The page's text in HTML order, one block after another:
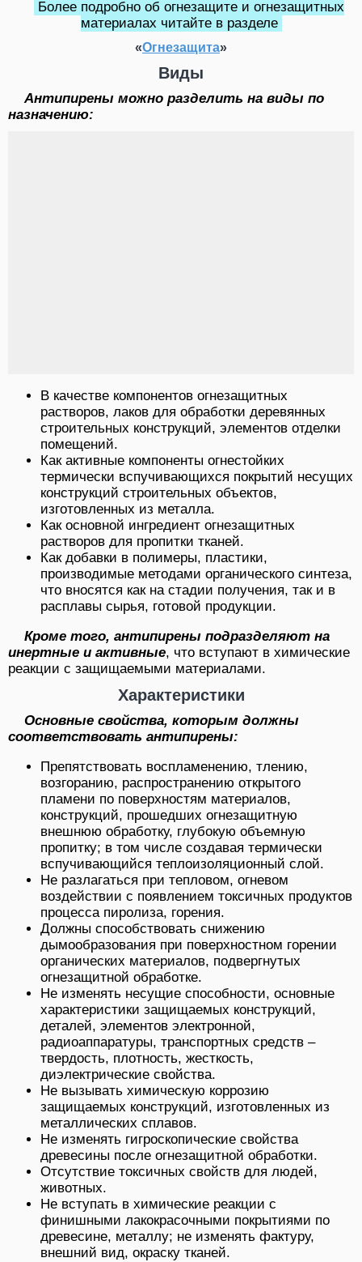
Более подробно об огнезащите и огнезащитных
материалах читайте в разделе
«Огнезащита»
Виды
Антипирены можно разделить на виды по
назначению:
В качестве компонентов огнезащитных
растворов, лаков для обработки деревянных
строительных конструкций, элементов отделки
помещений.
Как активные компоненты огнестойких
термически вспучивающихся покрытий несущих
конструкций строительных объектов,
изготовленных из металла.
Как основной ингредиент огнезащитных
растворов для пропитки тканей.
Как добавки в полимеры, пластики,
производимые методами органического синтеза,
что вносятся как на стадии получения, так и в
расплавы сырья, готовой продукции.
Кроме того, антипирены подразделяют на
инертные и активные, что вступают в химические
реакции с защищаемыми материалами.
Характеристики
Основные свойства, которым должны
соответствовать антипирены:
Препятствовать воспламенению, тлению,
возгоранию, распространению открытого
пламени по поверхностям материалов,
конструкций, прошедших огнезащитную
внешнюю обработку, глубокую объемную
пропитку; в том числе создавая термически
вспучивающийся теплоизоляционный слой.
Не разлагаться при тепловом, огневом
воздействии с появлением токсичных продуктов
процесса пиролиза, горения.
Должны способствовать снижению
дымообразования при поверхностном горении
органических материалов, подвергнутых
огнезащитной обработке.
Не изменять несущие способности, основные
характеристики защищаемых конструкций,
деталей, элементов электронной,
радиоаппаратуры, транспортных средств –
твердость, плотность, жесткость,
диэлектрические свойства.
Не вызывать химическую коррозию
защищаемых конструкций, изготовленных из
металлических сплавов.
Не изменять гигроскопические свойства
древесины после огнезащитной обработки.
Отсутствие токсичных свойств для людей,
животных.
Не вступать в химические реакции с
финишными лакокрасочными покрытиями по
древесине, металлу; не изменять фактуру,
внешний вид, окраску тканей.